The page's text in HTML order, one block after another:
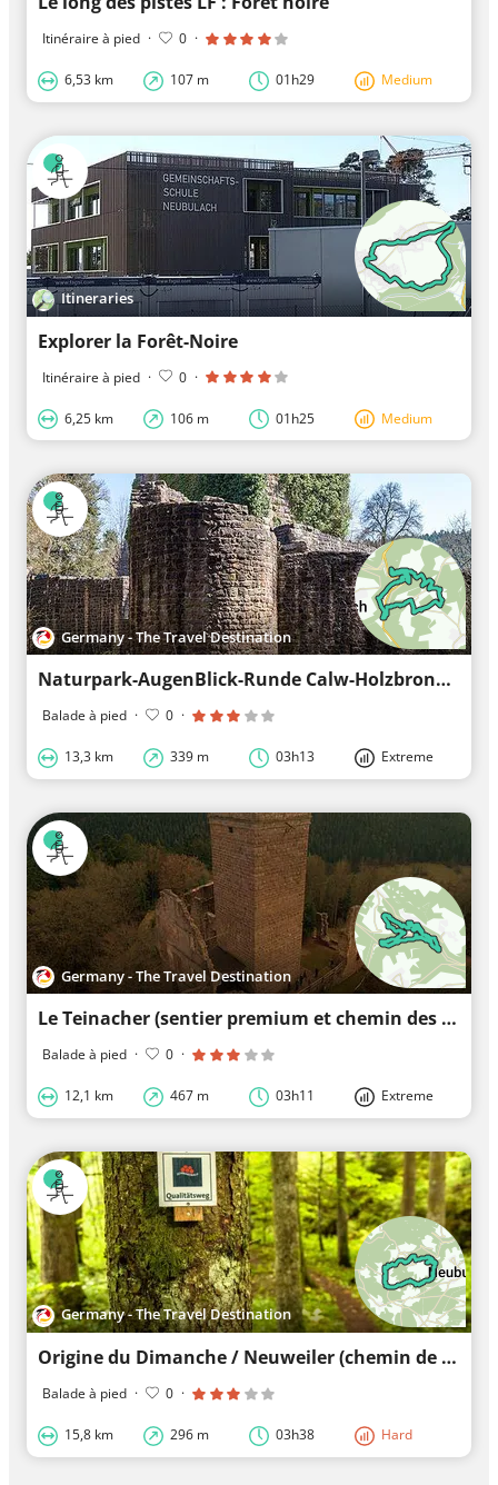
Itinéraire à pied · 0 ·
6,53 km 107 m 01h29 Medium
Itineraries
Explorer la Forêt-Noire
Itinéraire à pied · 0 ·
6,25 km 106 m 01h25 Medium
Germany - The Travel Destination
Naturpark-AugenBlick-Runde Calw-Holzbronn
Balade à pied · 0 ·
13,3 km 339 m 03h13 Extreme
Germany - The Travel Destination
Le Teinacher (sentier premium et chemin des gourmets)
Balade à pied · 0 ·
12,1 km 467 m 03h11 Extreme
Germany - The Travel Destination
Origine du Dimanche / Neuweiler (chemin de qualité)
Balade à pied · 0 ·
15,8 km 296 m 03h38 Hard